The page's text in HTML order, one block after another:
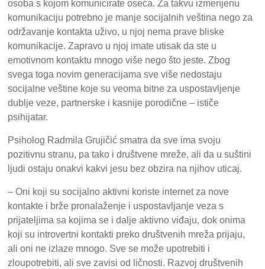
osoba s kojom komunicirate oseća. Za takvu izmenjenu
komunikaciju potrebno je manje socijalnih veština nego za
održavanje kontakta uživo, u njoj nema prave bliske
komunikacije. Zapravo u njoj imate utisak da ste u
emotivnom kontaktu mnogo više nego što jeste. Zbog
svega toga novim generacijama sve više nedostaju
socijalne veštine koje su veoma bitne za uspostavljenje
dublje veze, partnerske i kasnije porodične – ističe
psihijatar.
Psiholog Radmila Grujičić smatra da sve ima svoju
pozitivnu stranu, pa tako i društvene mreže, ali da u suštini
ljudi ostaju onakvi kakvi jesu bez obzira na njihov uticaj.
– Oni koji su socijalno aktivni koriste internet za nove
kontakte i brže pronalaženje i uspostavljanje veza s
prijateljima sa kojima se i dalje aktivno viđaju, dok onima
koji su introvertni kontakti preko društvenih mreža prijaju,
ali oni ne izlaze mnogo. Sve se može upotrebiti i
zloupotrebiti, ali sve zavisi od ličnosti. Razvoj društvenih